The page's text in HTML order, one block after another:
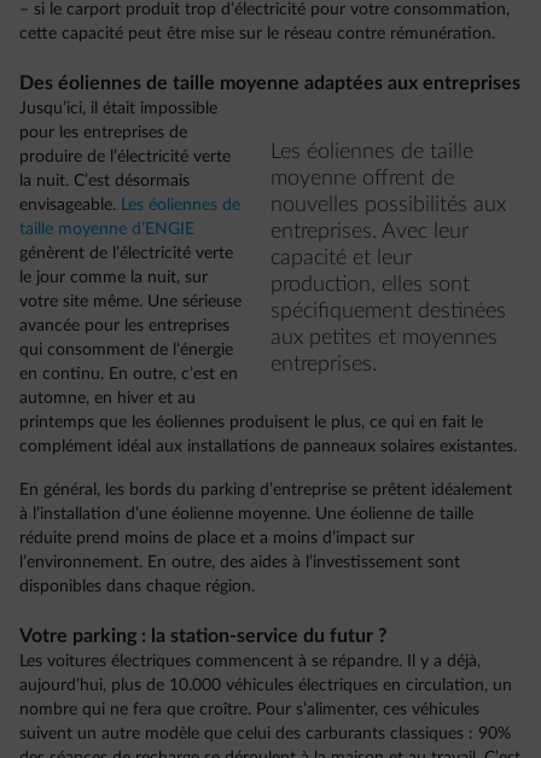
– si le carport produit trop d’électricité pour votre consommation,
cette capacité peut être mise sur le réseau contre rémunération.
Des éoliennes de taille moyenne adaptées aux entreprises
Les éoliennes de taille
moyenne offrent de
nouvelles possibilités aux
entreprises. Avec leur
capacité et leur
production, elles sont
spécifiquement destinées
aux petites et moyennes
entreprises.
Jusqu’ici, il était impossible
pour les entreprises de
produire de l’électricité verte
la nuit. C’est désormais
envisageable. Les éoliennes de
taille moyenne d’ENGIE
génèrent de l’électricité verte
le jour comme la nuit, sur
votre site même. Une sérieuse
avancée pour les entreprises
qui consomment de l’énergie
en continu. En outre, c’est en
automne, en hiver et au
printemps que les éoliennes produisent le plus, ce qui en fait le
complément idéal aux installations de panneaux solaires existantes.
En général, les bords du parking d’entreprise se prêtent idéalement
à l’installation d’une éolienne moyenne. Une éolienne de taille
réduite prend moins de place et a moins d’impact sur
l’environnement. En outre, des aides à l’investissement sont
disponibles dans chaque région.
Votre parking : la station-service du futur ?
Les voitures électriques commencent à se répandre. Il y a déjà,
aujourd’hui, plus de 10.000 véhicules électriques en circulation, un
nombre qui ne fera que croître. Pour s’alimenter, ces véhicules
suivent un autre modèle que celui des carburants classiques : 90%